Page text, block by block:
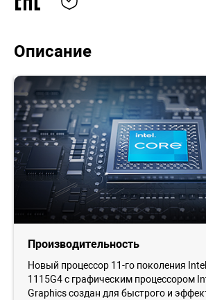
Описание
Производительность
Новый процессор 11-го поколения
1115G4 с графическим процессором
Graphics создан для быстрого и